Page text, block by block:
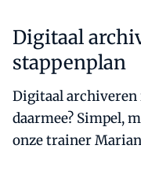
Digitaal
stappenplan
Digitaal archiveren
daarmee? Simpel,
onze trainer